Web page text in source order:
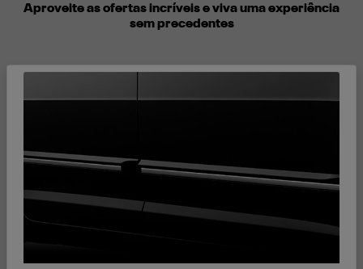
Aproveite as ofertas incríveis e viva uma experiência
sem precedentes